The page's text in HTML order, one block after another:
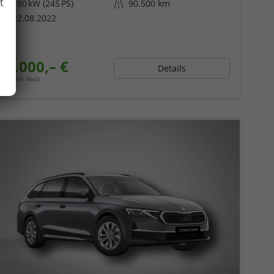
Leistung
180 kW (245 PS) Kilometerstand 90.500 km
22.08.2022
29.000,– €
incl. 19% MwSt.
Details